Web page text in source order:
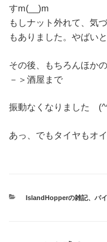
すm(__)m
もしナット外れて、気
もありました。やばい
その後、もちろんほか
－＞酒屋まで
振動なくなりました
あっ、でもタイヤもオ
カ
IslandHopperの雑記、 バ